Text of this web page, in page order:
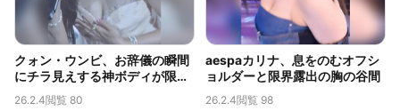
クォン・ウンビ、お辞儀の瞬間
にチラ見えする神ボディが限界
露出だと話題に
26.2.4閲覧 80
aespaカリナ、息をのむオフシ
ョルダーと限界露出の胸の谷間
26.2.4閲覧 98